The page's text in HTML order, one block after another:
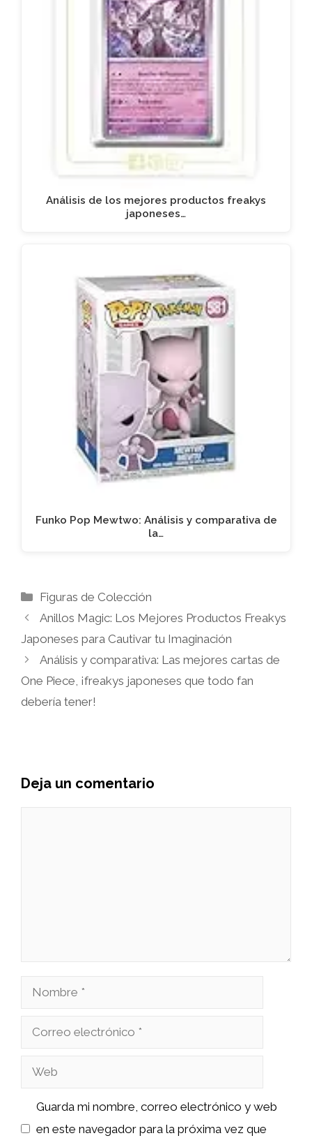
Análisis de los mejores productos freakys
japoneses…
Funko Pop Mewtwo: Análisis y comparativa de
la…
Categorías
Figuras de Colección
Anillos Magic: Los Mejores Productos Freakys
Japoneses para Cautivar tu Imaginación
Análisis y comparativa: Las mejores cartas de
One Piece, ¡freakys japoneses que todo fan
debería tener!
Deja un comentario
Nombre
Correo
Web
Guarda mi nombre, correo electrónico y web
en este navegador para la próxima vez que